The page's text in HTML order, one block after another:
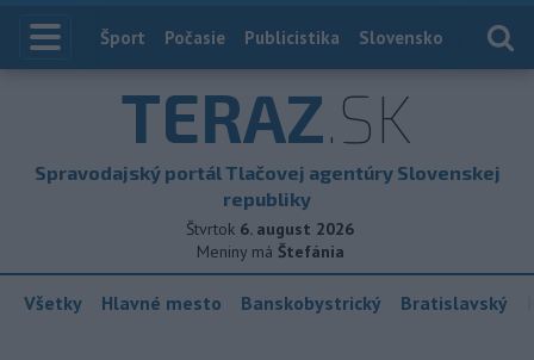
Index
Šport Počasie Publicistika Slovensko
TERAZ.SK
Spravodajský portál Tlačovej agentúry Slovenskej
republiky
Štvrtok 6. august 2026
Meniny má Štefánia
Všetky Hlavné mesto Banskobystrický Bratislavský